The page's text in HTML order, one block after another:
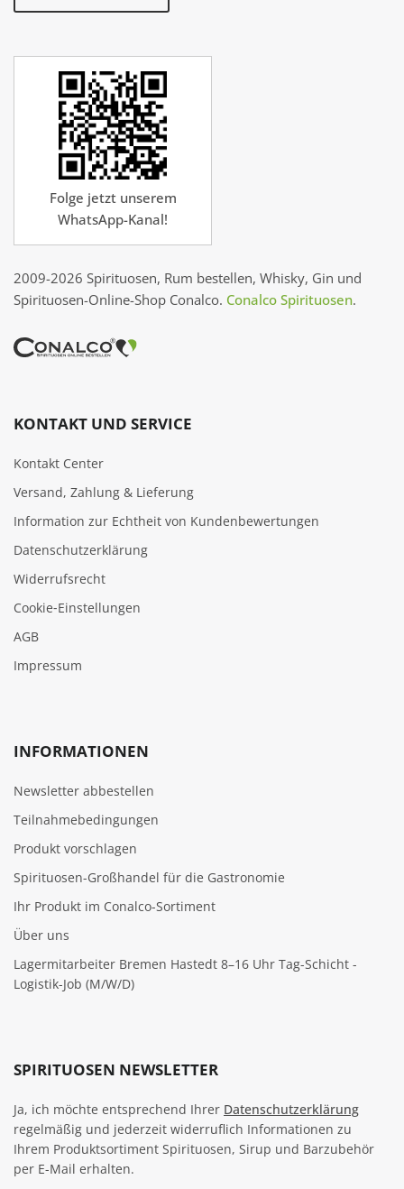
Folge jetzt unserem
WhatsApp-Kanal!
2009-2026 Spirituosen, Rum bestellen, Whisky, Gin und
Spirituosen-Online-Shop Conalco. Conalco Spirituosen.
KONTAKT UND SERVICE
Kontakt Center
Versand, Zahlung & Lieferung
Information zur Echtheit von Kundenbewertungen
Datenschutzerklärung
Widerrufsrecht
Cookie‑Einstellungen
AGB
Impressum
INFORMATIONEN
Newsletter abbestellen
Teilnahmebedingungen
Produkt vorschlagen
Spirituosen-Großhandel für die Gastronomie
Ihr Produkt im Conalco-Sortiment
Über uns
Lagermitarbeiter Bremen Hastedt 8–16 Uhr Tag-Schicht -
Logistik-Job (M/W/D)
SPIRITUOSEN NEWSLETTER
Ja, ich möchte entsprechend Ihrer Datenschutzerklärung
regelmäßig und jederzeit widerruflich Informationen zu
Ihrem Produktsortiment Spirituosen, Sirup und Barzubehör
per E-Mail erhalten.